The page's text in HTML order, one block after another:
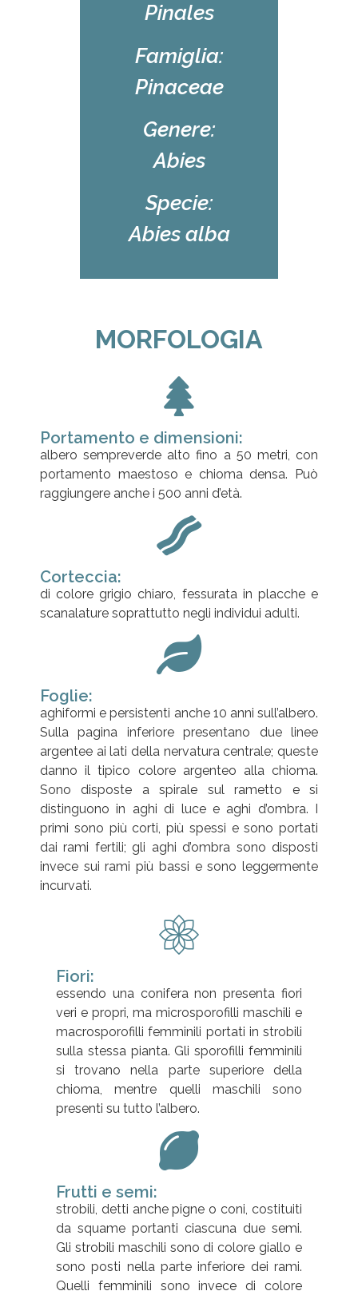
Pinales
Famiglia:
Pinaceae
Genere:
Abies
Specie:
Abies alba
MORFOLOGIA
Portamento e dimensioni:
albero sempreverde alto fino a 50 metri, con
portamento maestoso e chioma densa. Può
raggiungere anche i 500 anni d’età.
Corteccia:
di colore grigio chiaro, fessurata in placche e
scanalature soprattutto negli individui adulti.
Foglie:
aghiformi e persistenti anche 10 anni sull’albero.
Sulla pagina inferiore presentano due linee
argentee ai lati della nervatura centrale; queste
danno il tipico colore argenteo alla chioma.
Sono disposte a spirale sul rametto e si
distinguono in aghi di luce e aghi d’ombra. I
primi sono più corti, più spessi e sono portati
dai rami fertili; gli aghi d’ombra sono disposti
invece sui rami più bassi e sono leggermente
incurvati.
Fiori:
essendo una conifera non presenta fiori
veri e propri, ma microsporofilli maschili e
macrosporofilli femminili portati in strobili
sulla stessa pianta. Gli sporofilli femminili
si trovano nella parte superiore della
chioma, mentre quelli maschili sono
presenti su tutto l’albero.
Frutti e semi:
strobili, detti anche pigne o coni, costituiti
da squame portanti ciascuna due semi.
Gli strobili maschili sono di colore giallo e
sono posti nella parte inferiore dei rami.
Quelli femminili sono invece di colore